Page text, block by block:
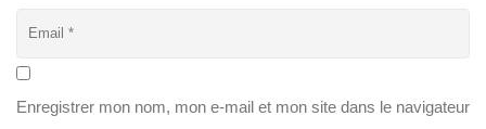
Enregistrer mon nom, mon e-mail et mon site dans le navigateur